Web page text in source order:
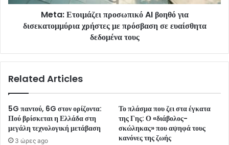
Meta: Ετοιμάζει προσωπικό AI βοηθό για
δισεκατομμύρια χρήστες με πρόσβαση σε ευαίσθητα
δεδομένα τους
Related Articles
5G παντού, 6G στον ορίζοντα:
Πού βρίσκεται η Ελλάδα στη
μεγάλη τεχνολογική μετάβαση
3 ώρες ago
Το πλάσμα που ζει στα έγκατα
της Γης: Ο «διάβολος-
σκώληκας» που αψηφά τους
κανόνες της ζωής